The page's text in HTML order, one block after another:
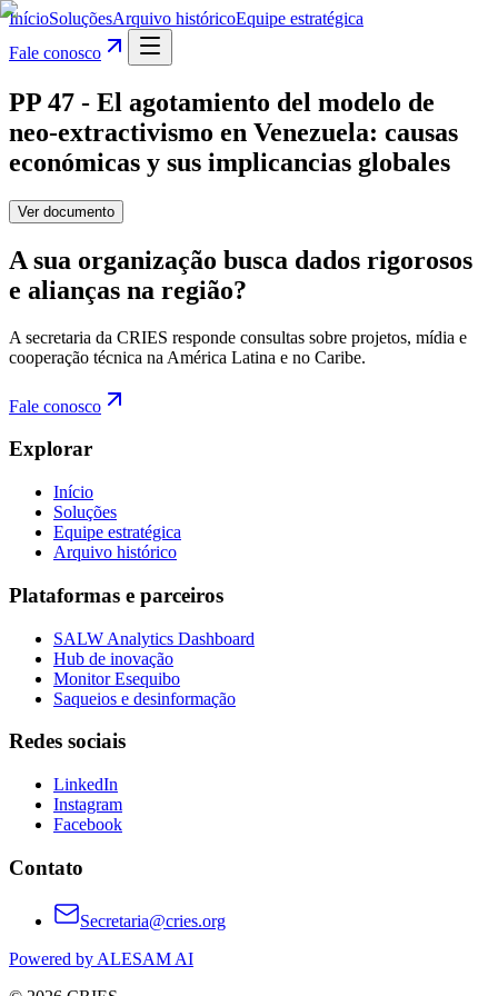
InícioSoluçõesArquivo históricoEquipe estratégica
Fale conosco
PP 47 - El agotamiento del modelo de
neo-extractivismo en Venezuela: causas
económicas y sus implicancias globales
Ver documento
A sua organização busca dados rigorosos
e alianças na região?
A secretaria da CRIES responde consultas sobre projetos, mídia e
cooperação técnica na América Latina e no Caribe.
Fale conosco
Explorar
Início
Soluções
Equipe estratégica
Arquivo histórico
Plataformas e parceiros
SALW Analytics Dashboard
Hub de inovação
Monitor Esequibo
Saqueios e desinformação
Redes sociais
LinkedIn
Instagram
Facebook
Contato
Secretaria@cries.org
Powered by ALESAM AI